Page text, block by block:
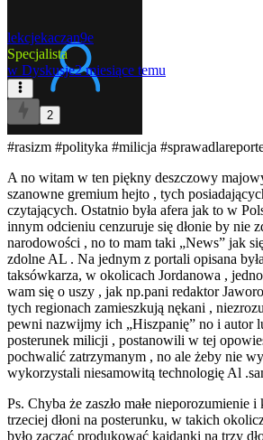
lekcjekaczan9e
Specjalista
w Dyskusje2 miesiące temu
2
#rasizm #polityka #milicja
A no witam w ten piękny deszczowy
szanowne gremium hejto , tych
czytających. Ostatnio była afera jak to w
innym odcieniu cenzuruje się dłonie by nie
narodowości , no to mam taki „News” jak
zdolne AL . Na jednym z portali opisana
taksówkarza, w okolicach Jordanowa ,
wam się o uszy , jak np.pani redaktor
tych regionach zamieszkują nękani ,
pewni nazwijmy ich „Hiszpanię” no i autor
posterunek milicji , postanowili w tej
pochwalić zatrzymanym , no ale żeby nie
wykorzystali niesamowitą technologię Al
Ps. Chyba że zaszło małe nieporozumienie i
trzeciej dłoni na posterunku, w takich
było zacząć produkować kajdanki na trzy